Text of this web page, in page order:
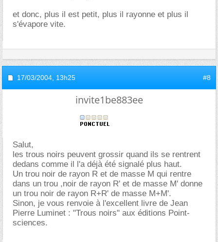
et donc, plus il est petit, plus il rayonne et plus il
s'évapore vite.
17/03/2004, 13h25 #8
invite1be883ee
Salut,
les trous noirs peuvent grossir quand ils se rentrent
dedans comme il l'a déjà été signalé plus haut.
Un trou noir de rayon R et de masse M qui rentre
dans un trou ,noir de rayon R' et de masse M' donne
un trou noir de rayon R+R' de masse M+M'.
Sinon, je vous renvoie à l'excellent livre de Jean
Pierre Luminet : "Trous noirs" aux éditions Point-
sciences.